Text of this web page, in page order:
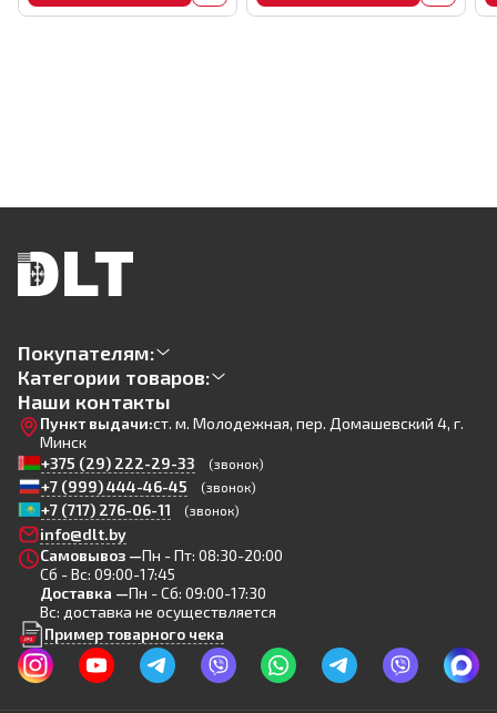
Покупателям:
Категории товаров:
Наши контакты
Пункт выдачи:ст. м. Молодежная, пер. Домашевский 4, г.
Минск
+375 (29) 222-29-33
(звонок)
+7 (999) 444-46-45 (звонок)
+7 (717) 276-06-11 (звонок)
info@dlt.by
Самовывоз —Пн - Пт: 08:30-20:00
Сб - Вс: 09:00-17:45
Доставка —Пн - Сб: 09:00-17:30
Вс: доставка не осуществляется
Пример товарного чека